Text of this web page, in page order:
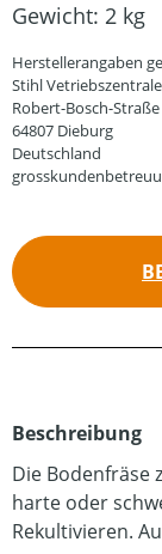
Gewicht: 2 kg
Herstellerangaben
Stihl Vetriebszentrale
Robert-Bosch-
64807 Dieburg
Deutschland
Beschreibung
Die Bodenfräse
harte oder
Rekultivieren.